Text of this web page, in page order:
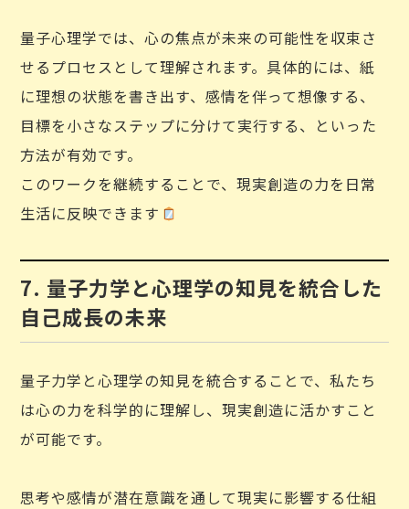
量子心理学では、心の焦点が未来の可能性を収束さ
せるプロセスとして理解されます。具体的には、紙
に理想の状態を書き出す、感情を伴って想像する、
目標を小さなステップに分けて実行する、といった
方法が有効です。
このワークを継続することで、現実創造の力を日常
生活に反映できます
7. 量子力学と心理学の知見を統合した
自己成長の未来
量子力学と心理学の知見を統合することで、私たち
は心の力を科学的に理解し、現実創造に活かすこと
が可能です。
思考や感情が潜在意識を通して現実に影響する仕組